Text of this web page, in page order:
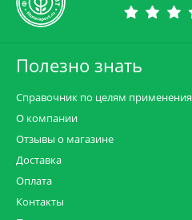
Полезно знать
Справочник по целям применения
О компании
Отзывы о магазине
Доставка
Оплата
Контакты